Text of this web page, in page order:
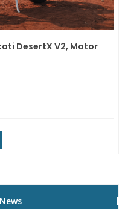
DesertX V2, Motor